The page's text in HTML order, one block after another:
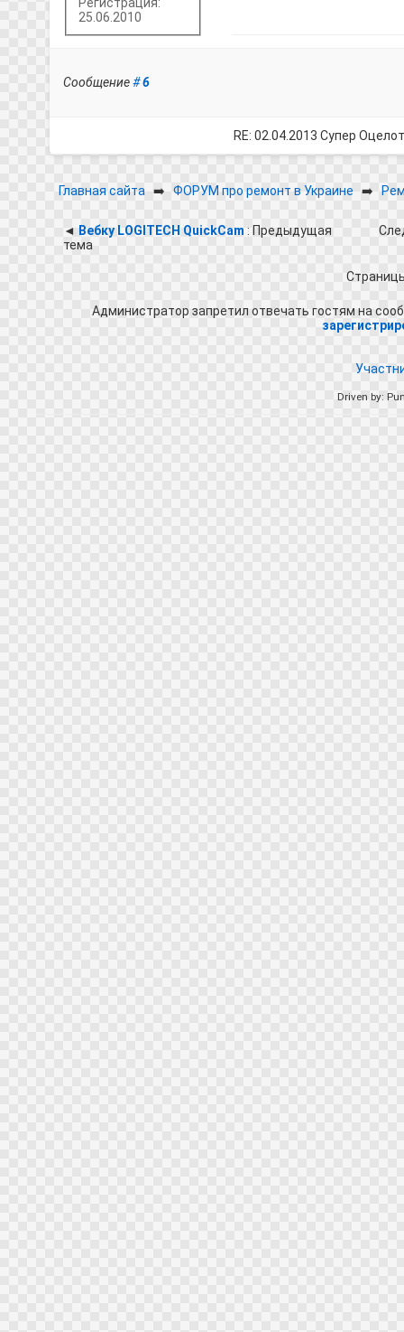
Регистрация:
25.06.2010
Сообщение#6
RE: 02.04.2013 Супер
Главная сайта ➡️ФОРУМ про ремонт в Украине ➡️
◄ Вебку LOGITECH QuickCam : Предыдущая
тема
Администратор запретил отвечать гостям на
Driven by: